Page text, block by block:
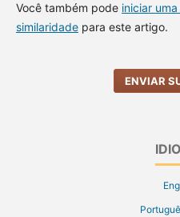
Você também pode iniciar
similaridadepara este artigo.
ENVIAR